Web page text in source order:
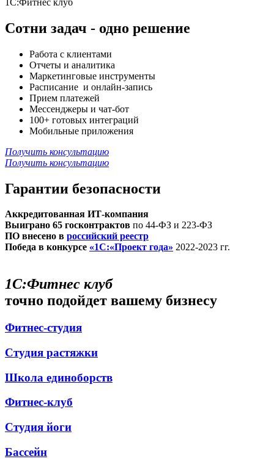
Сотни задач - одно решение
Работа с клиентами
Отчеты и аналитика
Маркетинговые инструменты
Расписание и онлайн-запись
Прием платежей
Мессенджеры и чат-бот
100+ готовых интеграций
Мобильные приложения
Получить консультацию
Получить консультацию
Гарантии безопасности
Аккредитованная ИТ-компания
Выиграно 65 госконтрактов по 44-ФЗ и 223-ФЗ
ПО внесено в российский реестр
Победа в конкурсе «1С:«Проект года» 2022-2023 гг.
1С:Фитнес клуб
точно подойдет вашему бизнесу
Фитнес-студия
Студия растяжки
Школа единоборств
Фитнес-клуб
Студия йоги
Бассейн